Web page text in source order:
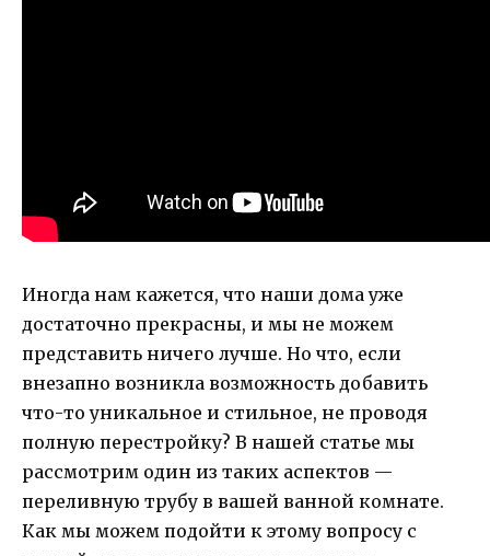
Иногда нам кажется, что наши дома уже
достаточно прекрасны, и мы не можем
представить ничего лучше. Но что, если
внезапно возникла возможность добавить
что-то уникальное и стильное, не проводя
полную перестройку? В нашей статье мы
рассмотрим один из таких аспектов —
переливную трубу в вашей ванной комнате.
Как мы можем подойти к этому вопросу с